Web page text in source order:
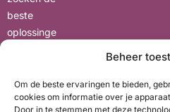
Beheer
Om de beste ervaringen te bieden,
cookies om informatie over je
Door in te stemmen met deze
beste
oplossinge
met oog
voor uw